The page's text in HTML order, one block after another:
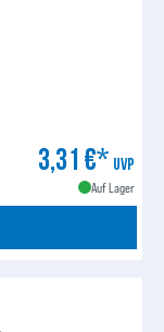
3,31 €* UVP
Auf Lager